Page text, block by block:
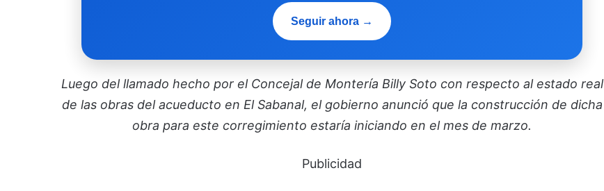
Seguir ahora →
Luego del llamado hecho por el Concejal de Montería Billy Soto con respecto al estado real
de las obras del acueducto en El Sabanal, el gobierno anunció que la construcción de dicha
obra para este corregimiento estaría iniciando en el mes de marzo.
Publicidad